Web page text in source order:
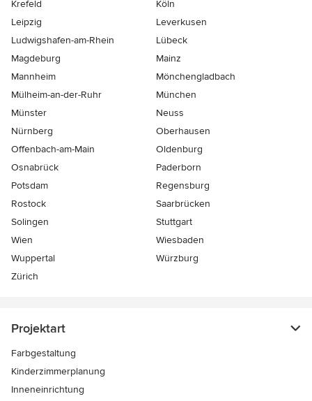
Krefeld
Köln
Leipzig
Leverkusen
Ludwigshafen-am-Rhein
Lübeck
Magdeburg
Mainz
Mannheim
Mönchen­gladbach
Mülheim-an-der-Ruhr
München
Münster
Neuss
Nürnberg
Oberhausen
Offenbach-am-Main
Oldenburg
Osnabrück
Paderborn
Potsdam
Regensburg
Rostock
Saarbrücken
Solingen
Stuttgart
Wien
Wiesbaden
Wuppertal
Würzburg
Zürich
Projektart
Farbgestaltung
Kinderzimmerplanung
Inneneinrichtung